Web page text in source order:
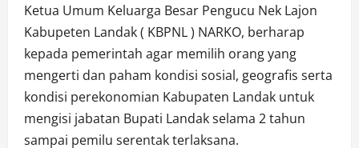
Ketua Umum Keluarga Besar Pengucu Nek Lajon
Kabupeten Landak ( KBPNL ) NARKO, berharap
kepada pemerintah agar memilih orang yang
mengerti dan paham kondisi sosial, geografis serta
kondisi perekonomian Kabupaten Landak untuk
mengisi jabatan Bupati Landak selama 2 tahun
sampai pemilu serentak terlaksana.